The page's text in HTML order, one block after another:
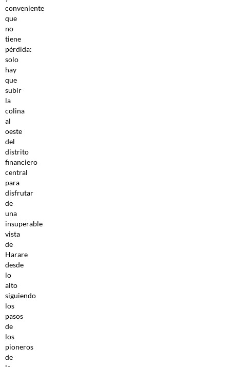
conveniente
que
no
tiene
pérdida:
solo
hay
que
subir
la
colina
al
oeste
del
distrito
financiero
central
para
disfrutar
de
una
insuperable
vista
de
Harare
desde
lo
alto
siguiendo
los
pasos
de
los
pioneros
de